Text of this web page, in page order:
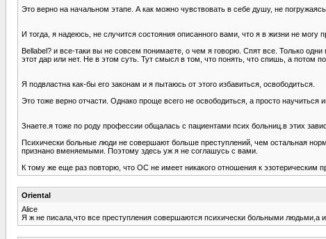
Это верно на начальном этапе. А как можно чувствовать в себе душу, не
И тогда, я надеюсь, не случится состояния описанного вами, что я в жизни не могу
Bellabel? и все-таки вы не совсем понимаете, о чем я говорю. Спят все. Только
этот дар или нет. Не в этом суть. Тут смысл в том, что понять, что спишь, а потом
Я подвластна как-бы его законам и я пытаюсь от этого избавиться, освободиться.
Это тоже верно отчасти. Однако проще всего не освободиться, а просто научиться
Знаете.я тоже по роду профессии общалась с пациентами псих больниц.в этих
Психически больные люди не совершают больше преступлений, чем остальная
признано вменяемыми. Поэтому здесь уж я не соглашусь с вами.
К тому же еще раз повторю, что ОС не имеет никакого отношения к эзотерическим
Oriental
Alice
Я ж не писала,что все преступления совершаются психически больными людьми,а